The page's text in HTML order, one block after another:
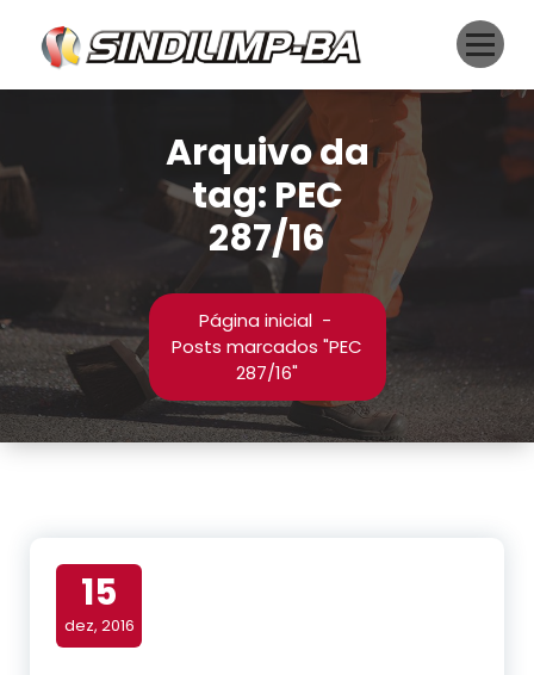
conteúdo
Arquivo da
tag: PEC
287/16
Página inicial-
Posts marcados "PEC
287/16"
15
dez, 2016